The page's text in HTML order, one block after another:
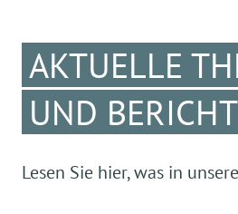
AKTUELLE
UND
Lesen Sie hier, was in